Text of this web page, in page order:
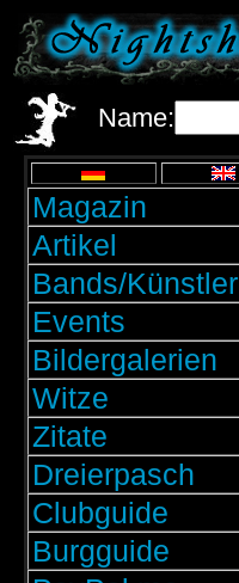
Name:
Magazin
Artikel
Bands/Künstler
Events
Bildergalerien
Witze
Zitate
Dreierpasch
Clubguide
Burgguide